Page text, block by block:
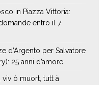
in Piazza Vittoria:
entro il 7
d’Argento per Salvatore
25 anni d’amore
viv ò muort, tutt à